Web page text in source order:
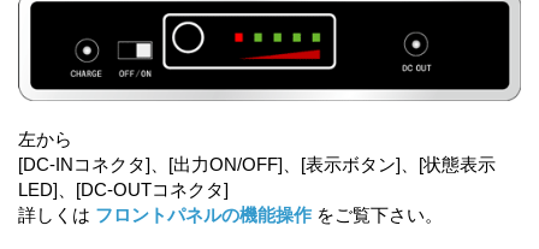
左から
[DC-INコネクタ]、[出力ON/OFF]、[表示ボタン]、[状態表示
LED]、[DC-OUTコネクタ]
詳しくは フロントパネルの機能操作 をご覧下さい。